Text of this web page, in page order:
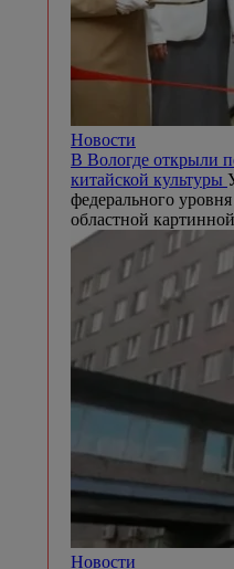
Новости
В Вологде открыли
китайской культуры
федерального
областной
Новости